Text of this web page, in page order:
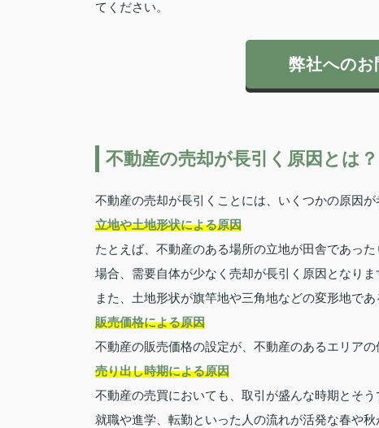
てください。
弊社へのお
不動産の売却が長引く原因とは？
不動産の売却が長引くことには、いくつかの原因が
立地や土地形状による原因
たとえば、不動産のある場所の立地が田舎であっ
場合、需要自体が少なく売却が長引く原因となりま
また、土地形状が旗竿地や三角地などの変形地で
販売価格による原因
不動産の販売価格の設定が、不動産のあるエリア
売り出し時期による原因
不動産の売買においても、取引が盛んな時期とそう
就職や進学、転勤といった人の流れが活発な春や